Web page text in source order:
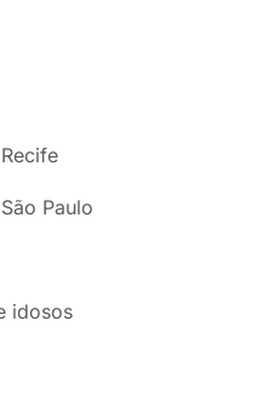
Paulo
idosos